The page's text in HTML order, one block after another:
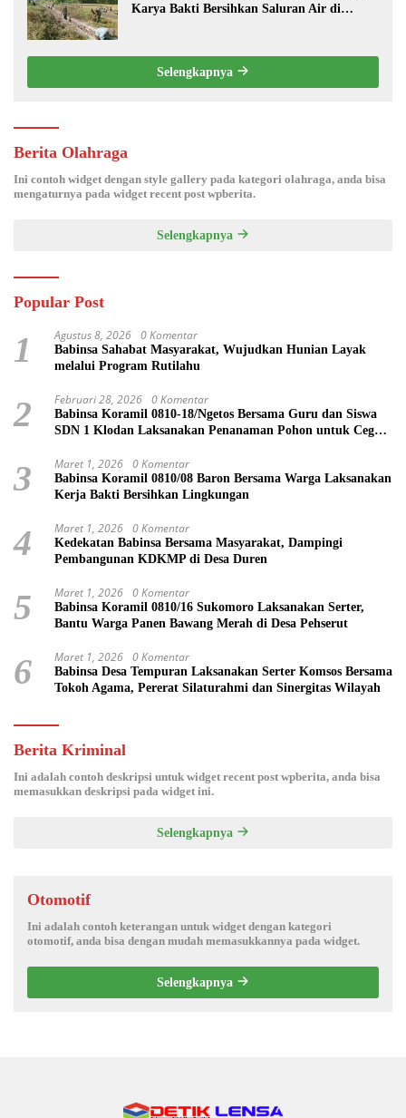
Karya Bakti Bersihkan Saluran Air di
Selengkapnya
Berita Olahraga
Ini contoh widget dengan style gallery pada kategori olahraga, anda bisa
mengaturnya pada widget recent post wpberita.
Selengkapnya
Popular Post
1 Agustus 8, 2026 0 Komentar
Babinsa Sahabat Masyarakat, Wujudkan Hunian Layak
melalui Program Rutilahu
2 Februari 28, 2026 0 Komentar
Babinsa Koramil 0810-18/Ngetos Bersama Guru dan Siswa
SDN 1 Klodan Laksanakan Penanaman Pohon untuk Cegah
3 Maret 1, 2026 0 Komentar
Babinsa Koramil 0810/08 Baron Bersama Warga Laksanakan
Kerja Bakti Bersihkan Lingkungan
4 Maret 1, 2026 0 Komentar
Kedekatan Babinsa Bersama Masyarakat, Dampingi
Pembangunan KDKMP di Desa Duren
5 Maret 1, 2026 0 Komentar
Babinsa Koramil 0810/16 Sukomoro Laksanakan Serter,
Bantu Warga Panen Bawang Merah di Desa Pehserut
6 Maret 1, 2026 0 Komentar
Babinsa Desa Tempuran Laksanakan Serter Komsos Bersama
Tokoh Agama, Pererat Silaturahmi dan Sinergitas Wilayah
Berita Kriminal
Ini adalah contoh deskripsi untuk widget recent post wpberita, anda bisa
memasukkan deskripsi pada widget ini.
Selengkapnya
Otomotif
Ini adalah contoh keterangan untuk widget dengan kategori
otomotif, anda bisa dengan mudah memasukkannya pada widget.
Selengkapnya